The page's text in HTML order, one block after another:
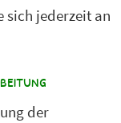
sich jederzeit an
der